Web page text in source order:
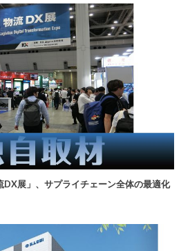
DX展」、サプライチェーン全体の最適化